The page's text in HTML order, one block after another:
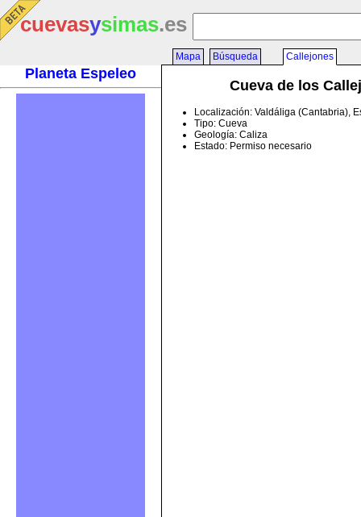
cuevasysimas.es
Planeta Espeleo
Mapa Búsqueda Callejones
Cueva de los
Localización: Valdáliga (Cantabria),
Tipo: Cueva
Geología: Caliza
Estado: Permiso necesario